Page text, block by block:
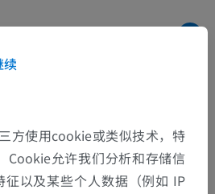
神经系统 中枢神经系统 >
方使用cookie或类似技术，特
Cookie允许我们分析和存储信
征以及某些个人数据（例如 IP